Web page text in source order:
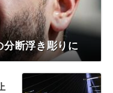
断浮き彫りに